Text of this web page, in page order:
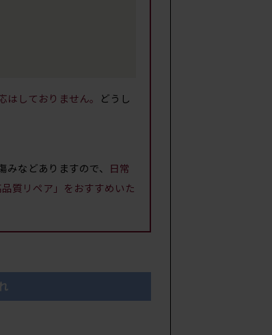
しておりません。
どうし
などありますので、
日常
質リペア」をおすすめいた